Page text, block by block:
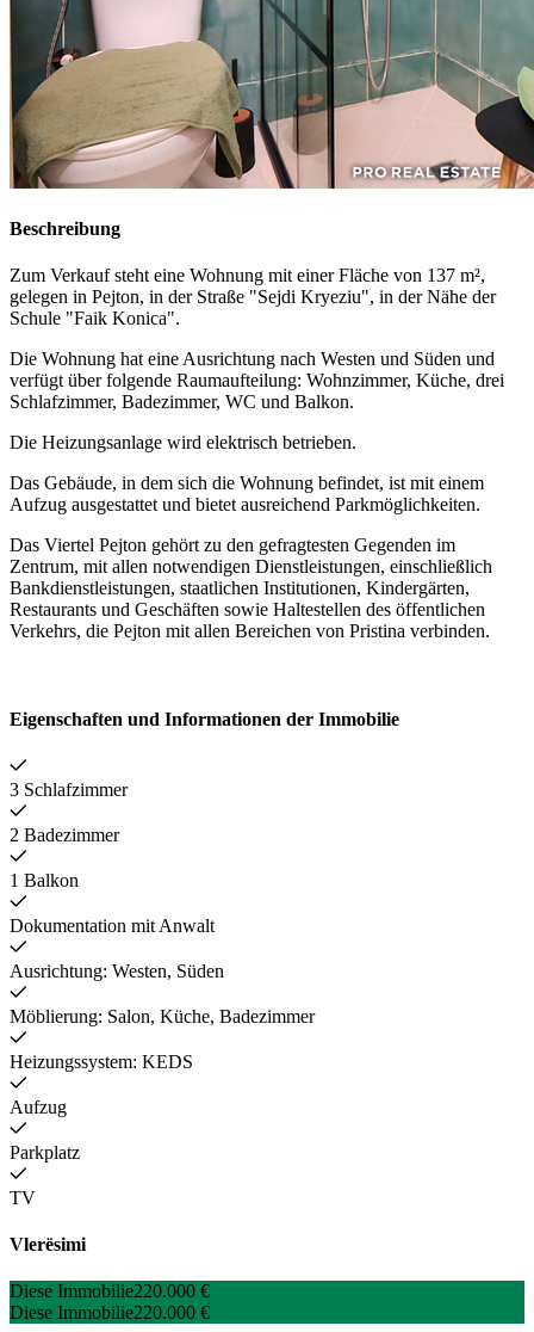
Beschreibung
Zum Verkauf steht eine Wohnung mit einer Fläche von 137 m²,
gelegen in Pejton, in der Straße "Sejdi Kryeziu", in der Nähe der
Schule "Faik Konica".
Die Wohnung hat eine Ausrichtung nach Westen und Süden und
verfügt über folgende Raumaufteilung: Wohnzimmer, Küche, drei
Schlafzimmer, Badezimmer, WC und Balkon.
Die Heizungsanlage wird elektrisch betrieben.
Das Gebäude, in dem sich die Wohnung befindet, ist mit einem
Aufzug ausgestattet und bietet ausreichend Parkmöglichkeiten.
Das Viertel Pejton gehört zu den gefragtesten Gegenden im
Zentrum, mit allen notwendigen Dienstleistungen, einschließlich
Bankdienstleistungen, staatlichen Institutionen, Kindergärten,
Restaurants und Geschäften sowie Haltestellen des öffentlichen
Verkehrs, die Pejton mit allen Bereichen von Pristina verbinden.
Eigenschaften und Informationen der Immobilie
3 Schlafzimmer
2 Badezimmer
1 Balkon
Dokumentation mit Anwalt
Ausrichtung: Westen, Süden
Möblierung: Salon, Küche, Badezimmer
Heizungssystem: KEDS
Aufzug
Parkplatz
TV
Vlerësimi
Diese Immobilie220.000 €
Diese Immobilie220.000 €